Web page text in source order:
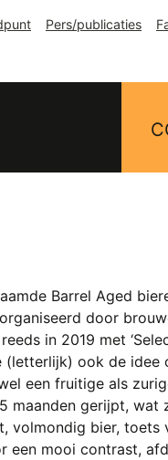
Pers/publicaties
Barrel Aged
door
in 2019 met
(letterlijk) ook de
een fruitige als
maanden gerijpt,
volmondig bier, toets
mooi contrast,